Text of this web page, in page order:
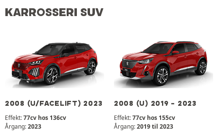
KARROSSERI SUV
2008 (U/FACELIFT) 2023
Effekt:77cv hos 136cv
Årgang:2023
2008 (U) 2019 - 2023
Effekt:77cv hos 155cv
Årgang:2019 til 2023